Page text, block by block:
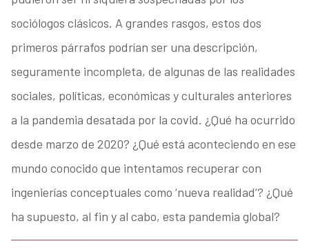
sociólogos clásicos. A grandes rasgos, estos dos
primeros párrafos podrían ser una descripción,
seguramente incompleta, de algunas de las realidades
sociales, políticas, económicas y culturales anteriores
a la pandemia desatada por la covid. ¿Qué ha ocurrido
desde marzo de 2020? ¿Qué está aconteciendo en ese
mundo conocido que intentamos recuperar con
ingenierías conceptuales como ‘nueva realidad’? ¿Qué
ha supuesto, al fin y al cabo, esta pandemia global?